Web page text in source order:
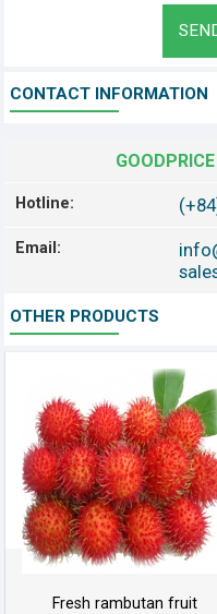
CONTACT INFORMATION
Hotline:
Email:
OTHER PRODUCTS
Fresh rambutan fruit